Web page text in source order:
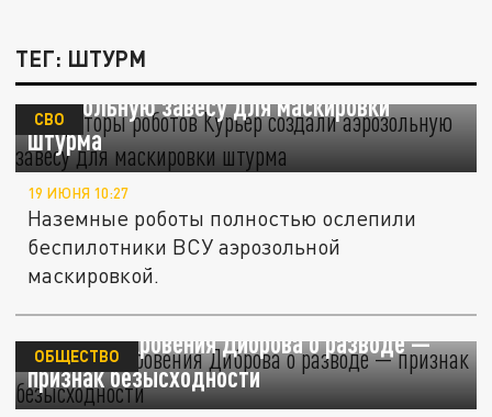
ТЕГ: ШТУРМ
Операторы роботов "Курьер" создали
аэрозольную завесу для маскировки
штурма
СВО
19 ИЮНЯ 10:27
Наземные роботы полностью ослепили
беспилотники ВСУ аэрозольной
маскировкой.
Штурм: откровения Диброва о разводе —
признак безысходности
ОБЩЕСТВО